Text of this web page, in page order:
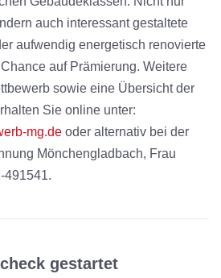
auch interessant gestaltete
aufwendig energetisch renovierte
auf Prämierung. Weitere
sowie eine Übersicht der
Sie online unter:
mg.de oder alternativ bei der
Mönchengladbach, Frau
491541.
gestartet